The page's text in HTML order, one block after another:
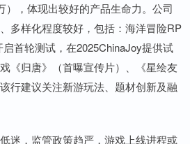
），体现出较好的产品生命力。公司
多样化程度较好，包括：海洋冒险RP
首轮测试，在2025ChinaJoy提供试
《归唐》（首曝宣传片）、《星绘友
行建议关注新游玩法、题材创新及融
，监管政策趋严，游戏上线进程或